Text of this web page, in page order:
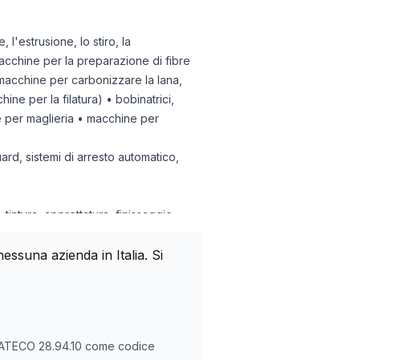
l'estrusione, lo stiro, la
per la preparazione di fibre
per carbonizzare la lana,
per la filatura) • bobinatrici,
per maglieria • macchine per
sistemi di arresto automatico,
apprettatura, finissaggio,
domestico)azienda in Italia. Si
28.94.10 come codice